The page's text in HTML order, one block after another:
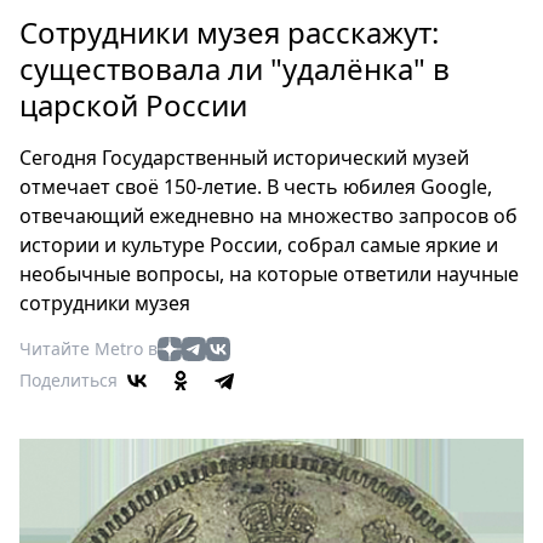
Россия
Мир
Здоровье
Туризм
Мода
Театр
Кино
Афиша
Книги
Выставки
релизы
О
Metro
Сотрудники музея расскажут:
существовала ли "удалёнка" в
царской России
Сегодня Государственный исторический музей
отмечает своё 150-летие. В честь юбилея Google,
отвечающий ежедневно на множество запросов об
истории и культуре России, собрал самые яркие и
необычные вопросы, на которые ответили научные
сотрудники музея
Читайте Metro в
Поделиться